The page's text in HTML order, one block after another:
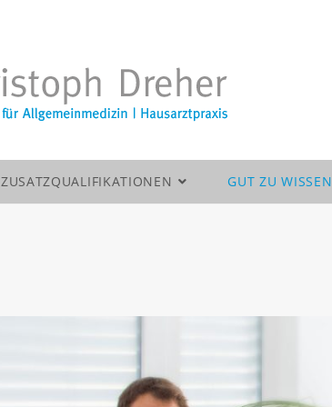
ZUSATZQUALIFIKATIONEN GUT ZU WISSEN